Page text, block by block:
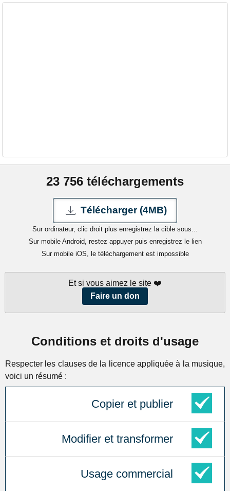
23 756 téléchargements
Télécharger (4MB)
Sur ordinateur, clic droit plus enregistrez la cible sous...
Sur mobile Android, restez appuyer puis enregistrez le lien
Sur mobile iOS, le téléchargement est impossible
Et si vous aimez le site ❤️
Faire un don
Conditions et droits d'usage
Respecter les clauses de la licence appliquée à la musique,
voici un résumé :
Copier et publier
Modifier et transformer
Usage commercial